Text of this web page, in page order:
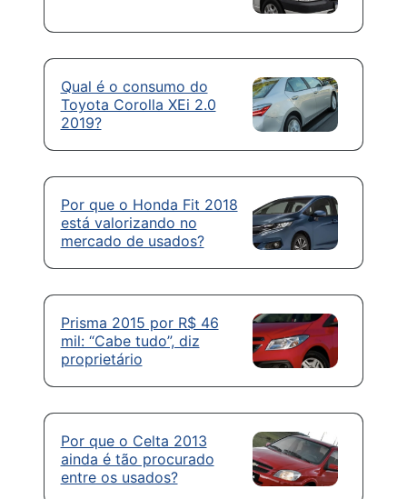
Qual é o consumo do
Toyota Corolla XEi 2.0
2019?
Por que o Honda Fit 2018
está valorizando no
mercado de usados?
Prisma 2015 por R$ 46
mil: “Cabe tudo”, diz
proprietário
Por que o Celta 2013
ainda é tão procurado
entre os usados?